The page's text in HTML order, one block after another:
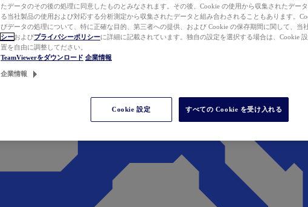
たデータのその後の処理に同意したものとみなされます。その後、Cookie の使用から収集されたデー
る当社製品の使用および対応する分析測定から収集されたデータと組み合わされることもあります。
びデータの処理について、特に正確な目的、第三者への提供、および Cookie の保存期間に関して、当
シーおよびプライバシーポリシーに詳細に記載されています。独自の設定を選択する場合は、Cookie
置を自由に調整してださい。
TeamViewerをダウンロード 企業情報
企業情報
Cookie 設定 すべての Cookie を受け入れる